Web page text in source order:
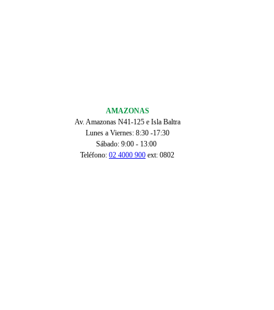
AMAZONAS
Av. Amazonas N41-125 e Isla Baltra
Lunes a Viernes: 8:30 -17:30
Sábado: 9:00 - 13:00
Teléfono: 02 4000 900 ext: 0802